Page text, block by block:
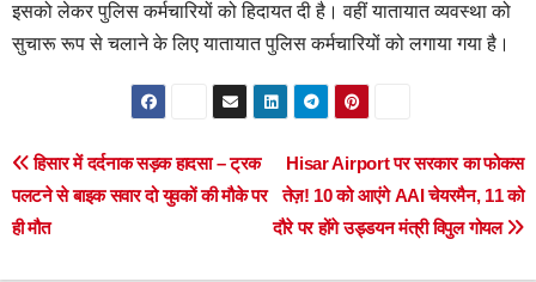
इसको लेकर पुलिस कर्मचारियों को हिदायत दी है। वहीं यातायात व्यवस्था को
सुचारू रूप से चलाने के लिए यातायात पुलिस कर्मचारियों को लगाया गया है।
Post
navigation
Hisar Airport पर सरकार का फोकस
तेज़! 10 को आएंगे AAI चेयरमैन, 11 को
दौरे पर होंगे उड्डयन मंत्री विपुल गोयल
हिसार में दर्दनाक सड़क हादसा – ट्रक
पलटने से बाइक सवार दो युवकों की मौके पर
ही मौत